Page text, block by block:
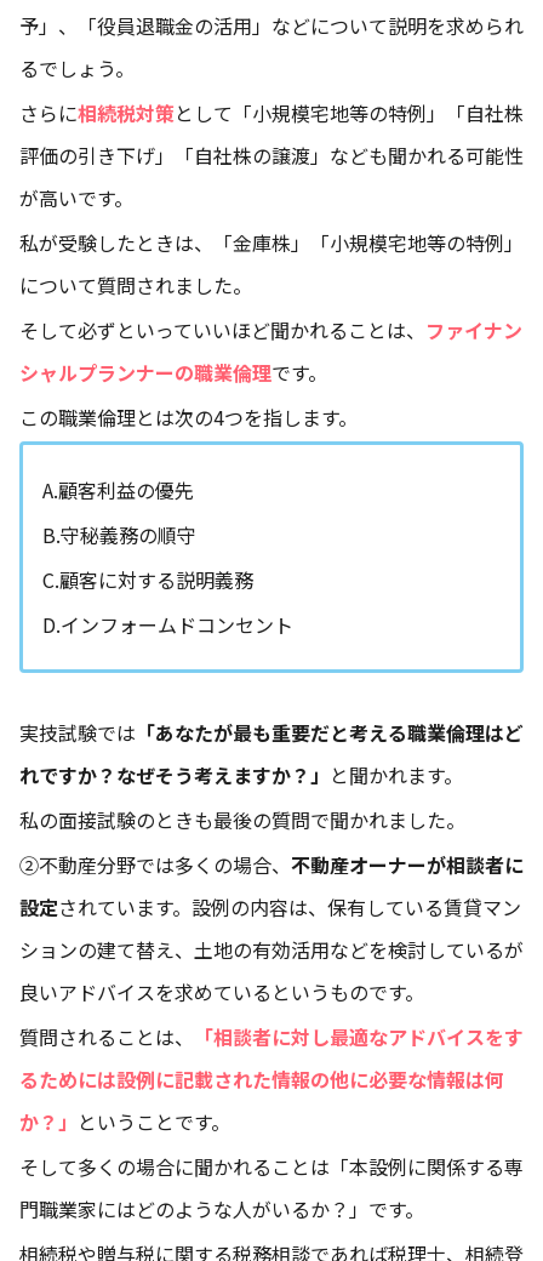
予」、「役員退職金の活用」などについて説明を求められ
るでしょう。
さらに相続税対策として「小規模宅地等の特例」「自社株
評価の引き下げ」「自社株の譲渡」なども聞かれる可能性
が高いです。
私が受験したときは、「金庫株」「小規模宅地等の特例」
について質問されました。
そして必ずといっていいほど聞かれることは、 ファイナン
シャルプランナーの職業倫理です。
この職業倫理とは次の4つを指します。
A.顧客利益の優先
B.守秘義務の順守
C.顧客に対する説明義務
D.インフォームドコンセント
実技試験では 「あなたが最も重要だと考える職業倫理はど
れですか？なぜそう考えますか？」 と聞かれます。
私の面接試験のときも最後の質問で聞かれました。
②不動産分野では多くの場合、 不動産オーナーが相談者に
設定されています。設例の内容は、保有している賃貸マン
ションの建て替え、土地の有効活用などを検討しているが
良いアドバイスを求めているというものです。
質問されることは、
「相談者に対し最適なアドバイスをす
るためには設例に記載された情報の他に必要な情報は何
か？」 ということです。
そして多くの場合に聞かれることは「本設例に関係する専
門職業家にはどのような人がいるか？」です。
相続税や贈与税に関する税務相談であれば税理士、相続登